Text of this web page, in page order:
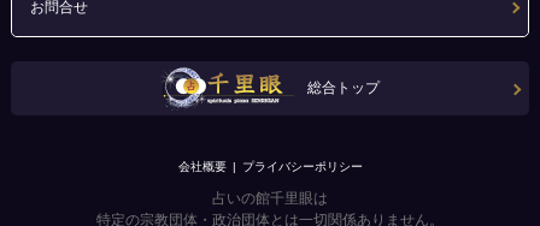
お問合せ
総合トップ
会社概要 プライバシーポリシー
占いの館千里眼は
特定の宗教団体・政治団体とは一切関係ありません。